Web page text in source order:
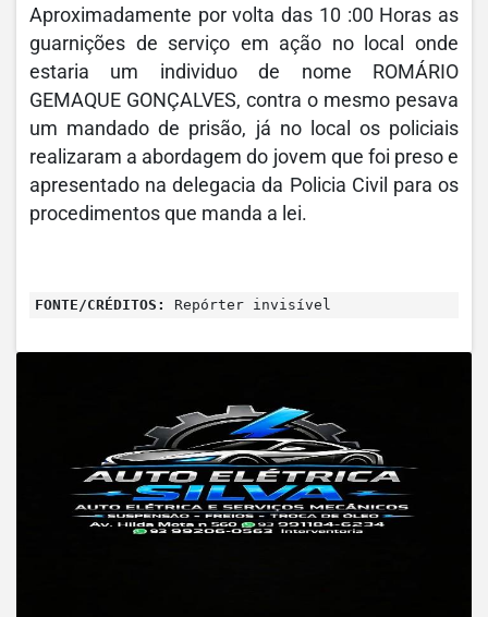
Aproximadamente por volta das 10 :00 Horas as
guarnições de serviço em ação no local onde
estaria um individuo de nome ROMÁRIO
GEMAQUE GONÇALVES, contra o mesmo pesava
um mandado de prisão, já no local os policiais
realizaram a abordagem do jovem que foi preso e
apresentado na delegacia da Policia Civil para os
procedimentos que manda a lei.
FONTE/CRÉDITOS: Repórter invisível